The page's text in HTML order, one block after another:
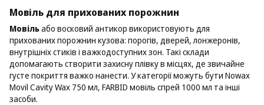
Мовіль для прихованих порожнин
Мовільабо восковий антикор використовують для
прихованих порожнин кузова: порогів, дверей, лонжеронів,
внутрішніх стиків і важкодоступних зон. Такі склади
допомагають створити захисну плівку в місцях, де звичайне
густе покриття важко нанести. У категорії можуть бути Nowax
Movil Cavity Wax 750 мл, FARBID мовіль спрей 1000 мл та інші
засоби.